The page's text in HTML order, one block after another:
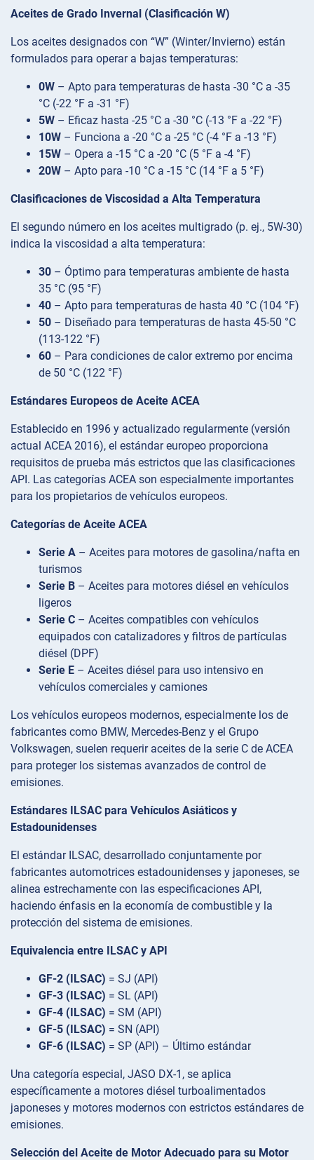
Aceites de Grado Invernal (Clasificación W)
Los aceites designados con “W” (Winter/Invierno) están
formulados para operar a bajas temperaturas:
0W – Apto para temperaturas de hasta -30 °C a -35
°C (-22 °F a -31 °F)
5W – Eficaz hasta -25 °C a -30 °C (-13 °F a -22 °F)
10W – Funciona a -20 °C a -25 °C (-4 °F a -13 °F)
15W – Opera a -15 °C a -20 °C (5 °F a -4 °F)
20W – Apto para -10 °C a -15 °C (14 °F a 5 °F)
Clasificaciones de Viscosidad a Alta Temperatura
El segundo número en los aceites multigrado (p. ej., 5W-30)
indica la viscosidad a alta temperatura:
30 – Óptimo para temperaturas ambiente de hasta
35 °C (95 °F)
40 – Apto para temperaturas de hasta 40 °C (104 °F)
50 – Diseñado para temperaturas de hasta 45-50 °C
(113-122 °F)
60 – Para condiciones de calor extremo por encima
de 50 °C (122 °F)
Estándares Europeos de Aceite ACEA
Establecido en 1996 y actualizado regularmente (versión
actual ACEA 2016), el estándar europeo proporciona
requisitos de prueba más estrictos que las clasificaciones
API. Las categorías ACEA son especialmente importantes
para los propietarios de vehículos europeos.
Categorías de Aceite ACEA
Serie A – Aceites para motores de gasolina/nafta en
turismos
Serie B – Aceites para motores diésel en vehículos
ligeros
Serie C – Aceites compatibles con vehículos
equipados con catalizadores y filtros de partículas
diésel (DPF)
Serie E – Aceites diésel para uso intensivo en
vehículos comerciales y camiones
Los vehículos europeos modernos, especialmente los de
fabricantes como BMW, Mercedes-Benz y el Grupo
Volkswagen, suelen requerir aceites de la serie C de ACEA
para proteger los sistemas avanzados de control de
emisiones.
Estándares ILSAC para Vehículos Asiáticos y
Estadounidenses
El estándar ILSAC, desarrollado conjuntamente por
fabricantes automotrices estadounidenses y japoneses, se
alinea estrechamente con las especificaciones API,
haciendo énfasis en la economía de combustible y la
protección del sistema de emisiones.
Equivalencia entre ILSAC y API
GF-2 (ILSAC) = SJ (API)
GF-3 (ILSAC) = SL (API)
GF-4 (ILSAC) = SM (API)
GF-5 (ILSAC) = SN (API)
GF-6 (ILSAC) = SP (API) – Último estándar
Una categoría especial, JASO DX-1, se aplica
específicamente a motores diésel turboalimentados
japoneses y motores modernos con estrictos estándares de
emisiones.
Selección del Aceite de Motor Adecuado para su Motor